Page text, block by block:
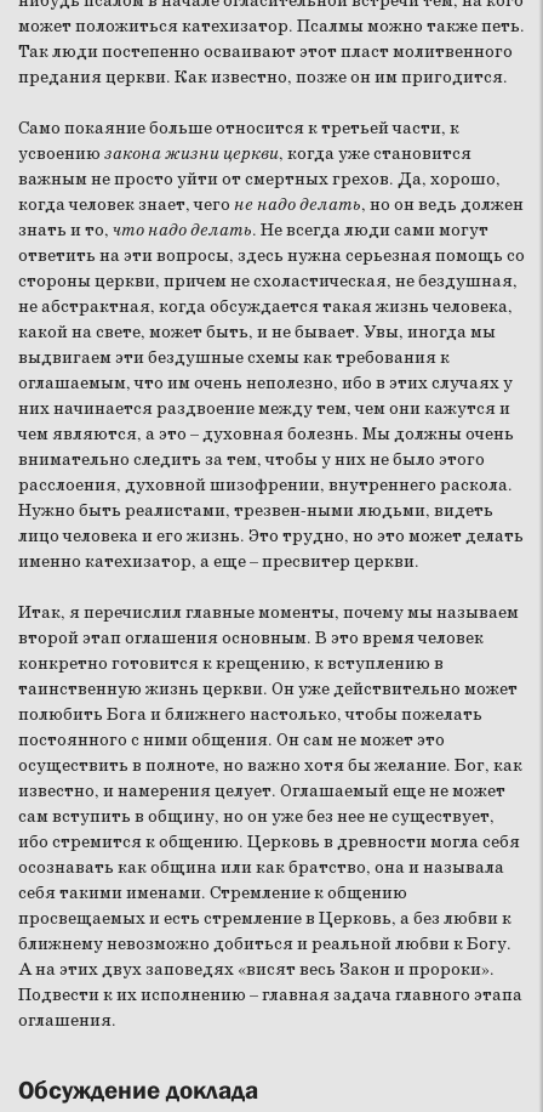
может положиться катехизатор. Псалмы можно также петь.
Так люди постепенно осваивают этот пласт молитвенного
предания церкви. Как известно, позже он им пригодится.
Само покаяние больше относится к третьей части, к
усвоению закона жизни церкви, когда уже становится
важным не просто уйти от смертных грехов. Да, хорошо,
когда человек знает, чего не надо делать, но он ведь должен
знать и то, что надо делать. Не всегда люди сами могут
ответить на эти вопросы, здесь нужна серьезная помощь со
стороны церкви, причем не схоластическая, не бездушная,
не абстрактная, когда обсуждается такая жизнь человека,
какой на свете, может быть, и не бывает. Увы, иногда мы
выдвигаем эти бездушные схемы как требования к
оглашаемым, что им очень неполезно, ибо в этих случаях у
них начинается раздвоение между тем, чем они кажутся и
чем являются, а это – духовная болезнь. Мы должны очень
внимательно следить за тем, чтобы у них не было этого
расслоения, духовной шизофрении, внутреннего раскола.
Нужно быть реалистами, трезвен-ными людьми, видеть
лицо человека и его жизнь. Это трудно, но это может делать
именно катехизатор, а еще – пресвитер церкви.
Итак, я перечислил главные моменты, почему мы называем
второй этап оглашения основным. В это время человек
конкретно готовится к крещению, к вступлению в
таинственную жизнь церкви. Он уже действительно может
полюбить Бога и ближнего настолько, чтобы пожелать
постоянного с ними общения. Он сам не может это
осуществить в полноте, но важно хотя бы желание. Бог, как
известно, и намерения целует. Оглашаемый еще не может
сам вступить в общину, но он уже без нее не существует,
ибо стремится к общению. Церковь в древности могла себя
осознавать как община или как братство, она и называла
себя такими именами. Стремление к общению
просвещаемых и есть стремление в Церковь, а без любви к
ближнему невозможно добиться и реальной любви к Богу.
А на этих двух заповедях «висят весь Закон и пророки».
Подвести к их исполнению – главная задача главного этапа
оглашения.
Обсуждение доклада